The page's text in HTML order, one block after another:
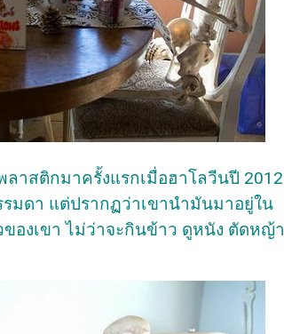
าสติกมาครั้งแรกเมื่อฮาโลวีนปี 2012
มดา แต่ปรากฏว่าเขานำมันมาอยู่ใน
องเขา ไม่ว่าจะกินข้าว ดูหนัง ตัดหญ้า